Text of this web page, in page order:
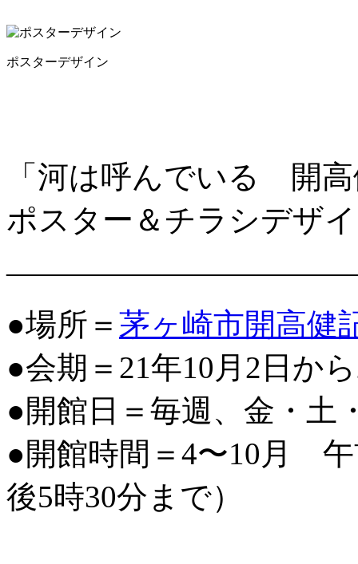
ポスターデザイン
「河は呼んでいる 開
ポスター＆チラシデザ
●場所＝ 茅ヶ崎市開高健
●会期＝21年10月2日か
●開館日＝毎週、金・土
●開館時間＝4〜10月
後5時30分まで）